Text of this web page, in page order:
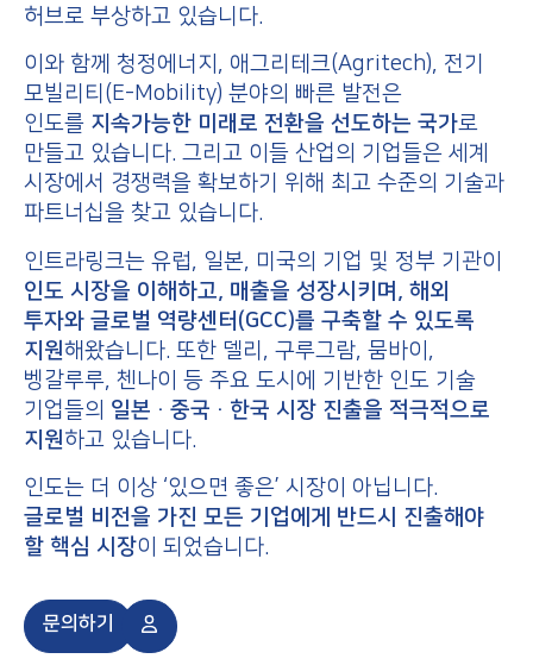
허브로 부상하고 있습니다.
이와 함께 청정에너지, 애그리테크(Agritech), 전기
모빌리티(E-Mobility) 분야의 빠른 발전은
인도를 지속가능한 미래로 전환을 선도하는 국가로
만들고 있습니다. 그리고 이들 산업의 기업들은 세계
시장에서 경쟁력을 확보하기 위해 최고 수준의 기술과
파트너십을 찾고 있습니다.
인트라링크는 유럽, 일본, 미국의 기업 및 정부 기관이
인도 시장을 이해하고, 매출을 성장시키며, 해외
투자와 글로벌 역량센터(GCC)를 구축할 수 있도록
지원해왔습니다. 또한 델리, 구루그람, 뭄바이,
벵갈루루, 첸나이 등 주요 도시에 기반한 인도 기술
기업들의 일본·중국·한국 시장 진출을 적극적으로
지원하고 있습니다.
인도는 더 이상 ‘있으면 좋은’ 시장이 아닙니다.
글로벌 비전을 가진 모든 기업에게 반드시 진출해야
할 핵심 시장이 되었습니다.
문의하기